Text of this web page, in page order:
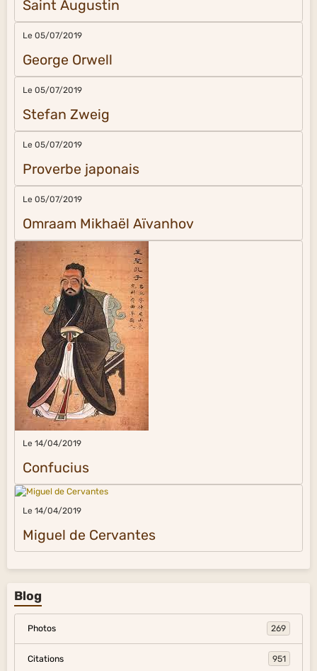
Saint Augustin
Le 05/07/2019
George Orwell
Le 05/07/2019
Stefan Zweig
Le 05/07/2019
Proverbe japonais
Le 05/07/2019
Omraam Mikhaël Aïvanhov
Le 14/04/2019
Confucius
Le 14/04/2019
Miguel de Cervantes
Blog
Photos 269
Citations 951